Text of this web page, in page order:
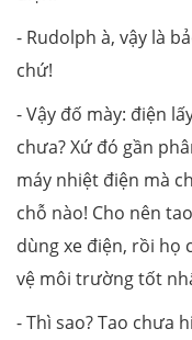
- Rudolph à, vậy là
chứ!
- Vậy đố mày: điện
chưa? Xứ đó gần
máy nhiệt điện mà
chỗ nào! Cho nên
dùng xe điện, rồi họ
vệ môi trường tốt
- Thì sao? Tao chưa